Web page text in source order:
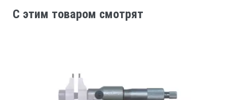
C этим товаром смотрят